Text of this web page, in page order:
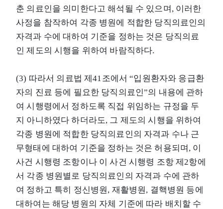
춘 의료인을 의미한다고 해석될 수 있으며, 이러한
사정을 참작하여 각종 병원에 적합한 당직의료인의
자격과 수에 대하여 기준을 정하는 것은 당직의료
인 제도의 시행을 위하여 바람직하다.
(3) 따라서 의료법 제41조에서 “입원환자와 응급환
자의 진료 등에 필요한 당직의료인”의 내용에 관하
여 시행령에서 정하도록 직접 위임하는 규정을 두
지 아니하였다 하더라도, 그 제도의 시행을 위하여
각종 병원에 적합한 당직의료인의 자격과 수나 근
무형태에 대하여 기준을 정하는 것은 허용되며, 이
사건 시행령 조항이나 이 사건 시행령 조항 제2항에
서 각종 병원별로 당직의료인의 자격과 수에 관하
여 정하고 특히 정신병원, 재활병원, 결핵병원 등에
대하여는 해당 병원의 자체 기준에 따라 배치할 수